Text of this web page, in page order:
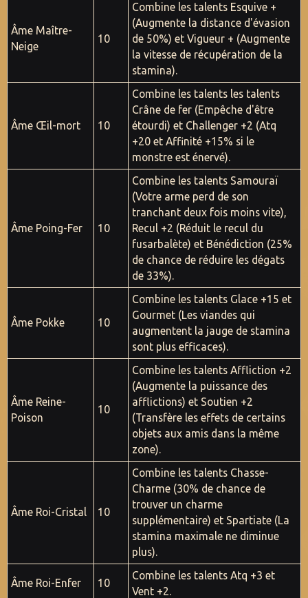
Âme Maître-
Neige
10
Combine les talents Esquive +
(Augmente la distance d'évasion
de 50%) et Vigueur + (Augmente
la vitesse de récupération de la
stamina).
Âme Œil-mort 10
Combine les talents les talents
Crâne de fer (Empêche d'être
étourdi) et Challenger +2 (Atq
+20 et Affinité +15% si le
monstre est énervé).
Âme Poing-Fer 10
Combine les talents Samouraï
(Votre arme perd de son
tranchant deux fois moins vite),
Recul +2 (Réduit le recul du
fusarbalète) et Bénédiction (25%
de chance de réduire les dégats
de 33%).
Âme Pokke 10
Combine les talents Glace +15 et
Gourmet (Les viandes qui
augmentent la jauge de stamina
sont plus efficaces).
Âme Reine-
Poison
10
Combine les talents Affliction +2
(Augmente la puissance des
afflictions) et Soutien +2
(Transfère les effets de certains
objets aux amis dans la même
zone).
Âme Roi-Cristal 10
Combine les talents Chasse-
Charme (30% de chance de
trouver un charme
supplémentaire) et Spartiate (La
stamina maximale ne diminue
plus).
Âme Roi-Enfer 10
Combine les talents Atq +3 et
Vent +2.